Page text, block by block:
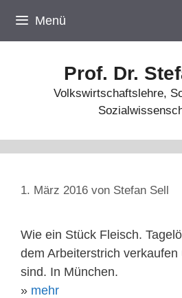
Inhalt
springen
Menü
Prof. Dr.
Volkswirtschaftslehre,
1. März 2016 von Stefan Sell
Wie ein Stück Fleisch.
dem Arbeiterstrich
sind. In München.
» mehr